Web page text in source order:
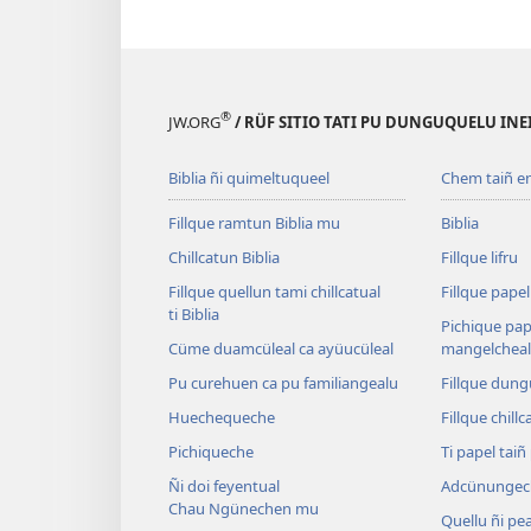
JW.ORG® / RÜF SITIO TATI PU DUNGUQUELU
Biblia ñi quimeltuqueel
Fillque ramtun Biblia mu
Chillcatun Biblia
Fillque quellun tami chillcatual
ti Biblia
Cüme duamcüleal ca ayüucüleal
Pu curehuen ca pu familiangealu
Huechequeche
Pichiqueche
Ñi doi feyentual
Chau Ngünechen mu
Chem taiñ
Biblia
Fillque lifru
Fillque
Pichique
mangelcheal
Fillque
Fillque
Ti papel
Quellu ñi